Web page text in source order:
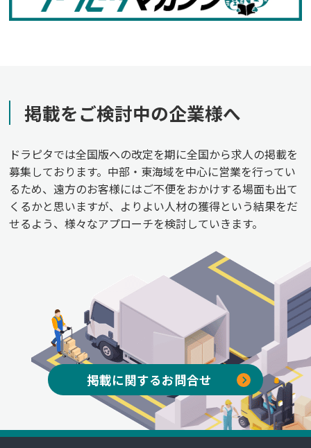
掲載をご検討中の企業様へ
ドラピタでは全国版への改定を期に全国から求人の掲載を
募集しております。中部・東海域を中心に営業を行ってい
るため、遠方のお客様にはご不便をおかけする場面も出て
くるかと思いますが、よりよい人材の獲得という結果をだ
せるよう、様々なアプローチを検討していきます。
掲載に関するお問合せ